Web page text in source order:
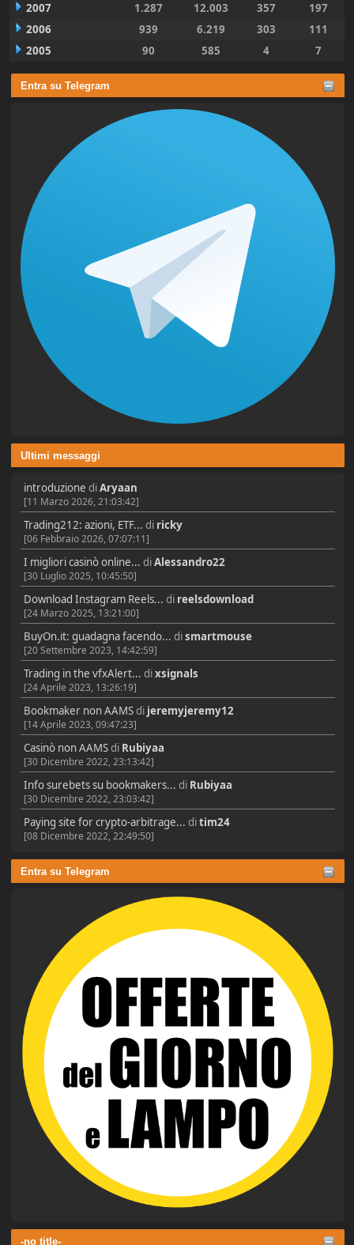
Entra su Telegram
Ultimi messaggi
introduzione diAryaan
[11 Marzo 2026, 21:03:42]
Trading212: azioni, ETF... di ricky
[06 Febbraio 2026, 07:07:11]
I migliori casinò online... diAlessandro22
[30 Luglio 2025, 10:45:50]
Download Instagram Reels... di reelsdownload
[24 Marzo 2025, 13:21:00]
BuyOn.it: guadagna facendo... dismartmouse
[20 Settembre 2023, 14:42:59]
Trading in the vfxAlert... dixsignals
[24 Aprile 2023, 13:26:19]
Bookmaker non AAMSdi jeremyjeremy12
[14 Aprile 2023, 09:47:23]
Casinò non AAMSdi Rubiyaa
[30 Dicembre 2022, 23:13:42]
Info surebets su bookmakers... di Rubiyaa
[30 Dicembre 2022, 23:03:42]
Paying site for crypto-arbitrage... ditim24
[08 Dicembre 2022, 22:49:50]
Entra su Telegram
-no title-
2007 1.287 12.003 357
197
2006
939 6.219 303
111
2005
90 585 4 7